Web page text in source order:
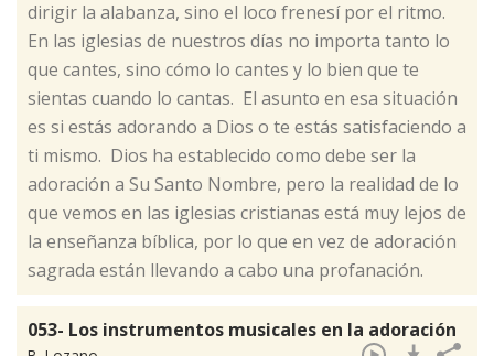
dirigir la alabanza, sino el loco frenesí por el ritmo.
En las iglesias de nuestros días no importa tanto lo
que cantes, sino cómo lo cantes y lo bien que te
sientas cuando lo cantas. El asunto en esa situación
es si estás adorando a Dios o te estás satisfaciendo a
ti mismo. Dios ha establecido como debe ser la
adoración a Su Santo Nombre, pero la realidad de lo
que vemos en las iglesias cristianas está muy lejos de
la enseñanza bíblica, por lo que en vez de adoración
sagrada están llevando a cabo una profanación.
053- Los instrumentos musicales en la adoración